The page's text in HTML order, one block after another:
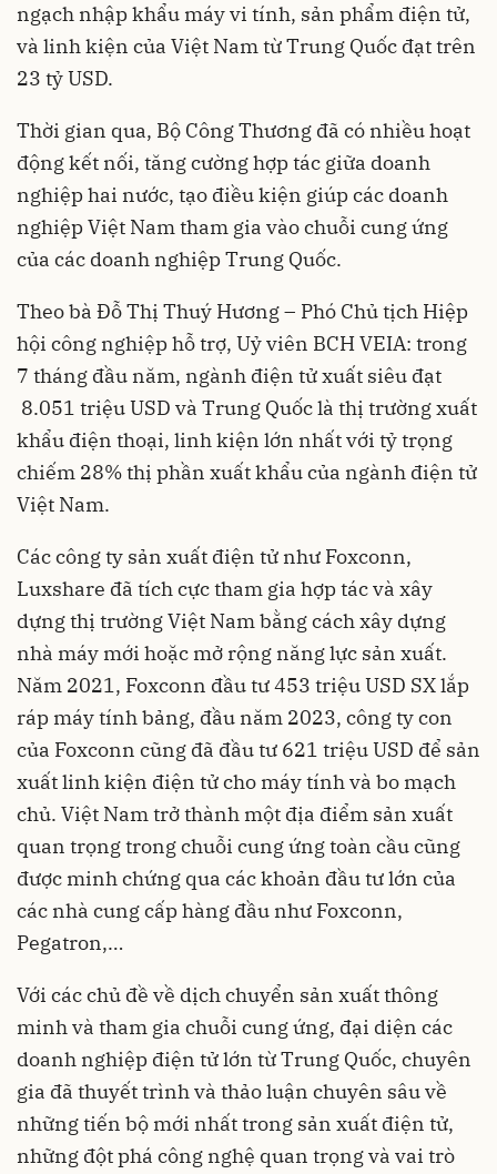
ngạch nhập khẩu máy vi tính, sản phẩm điện tử,
và linh kiện của Việt Nam từ Trung Quốc đạt trên
23 tỷ USD.
Thời gian qua, Bộ Công Thương đã có nhiều hoạt
động kết nối, tăng cường hợp tác giữa doanh
nghiệp hai nước, tạo điều kiện giúp các doanh
nghiệp Việt Nam tham gia vào chuỗi cung ứng
của các doanh nghiệp Trung Quốc.
Theo bà Đỗ Thị Thuý Hương – Phó Chủ tịch Hiệp
hội công nghiệp hỗ trợ, Uỷ viên BCH VEIA: trong
7 tháng đầu năm, ngành điện tử xuất siêu đạt
8.051 triệu USD và Trung Quốc là thị trường xuất
khẩu điện thoại, linh kiện lớn nhất với tỷ trọng
chiếm 28% thị phần xuất khẩu của ngành điện tử
Việt Nam.
Các công ty sản xuất điện tử như Foxconn,
Luxshare đã tích cực tham gia hợp tác và xây
dựng thị trường Việt Nam bằng cách xây dựng
nhà máy mới hoặc mở rộng năng lực sản xuất.
Năm 2021, Foxconn đầu tư 453 triệu USD SX lắp
ráp máy tính bảng, đầu năm 2023, công ty con
của Foxconn cũng đã đầu tư 621 triệu USD để sản
xuất linh kiện điện tử cho máy tính và bo mạch
chủ. Việt Nam trở thành một địa điểm sản xuất
quan trọng trong chuỗi cung ứng toàn cầu cũng
được minh chứng qua các khoản đầu tư lớn của
các nhà cung cấp hàng đầu như Foxconn,
Pegatron,…
Với các chủ đề về dịch chuyển sản xuất thông
minh và tham gia chuỗi cung ứng, đại diện các
doanh nghiệp điện tử lớn từ Trung Quốc, chuyên
gia đã thuyết trình và thảo luận chuyên sâu về
những tiến bộ mới nhất trong sản xuất điện tử,
những đột phá công nghệ quan trọng và vai trò